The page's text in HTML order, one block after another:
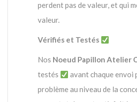
perdent pas de valeur, et qui
valeur.
Vérifiés et Testés
Nos Noeud Papillon Atelier
testés
avant chaque
problème au niveau de la